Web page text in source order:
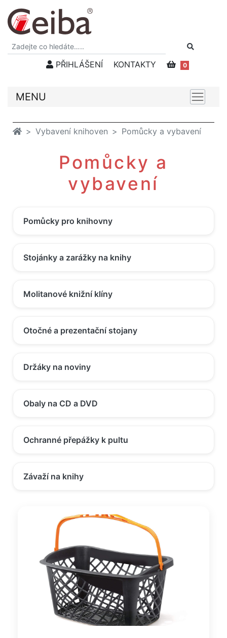
PŘIHLÁŠENÍ KONTAKTY 0
MENU
Vybavení knihoven Pomůcky a vybavení
Pomůcky a
vybavení
Pomůcky pro knihovny
Stojánky a zarážky na knihy
Molitanové knižní klíny
Otočné a prezentační stojany
Držáky na noviny
Obaly na CD a DVD
Ochranné přepážky k pultu
Závaží na knihy